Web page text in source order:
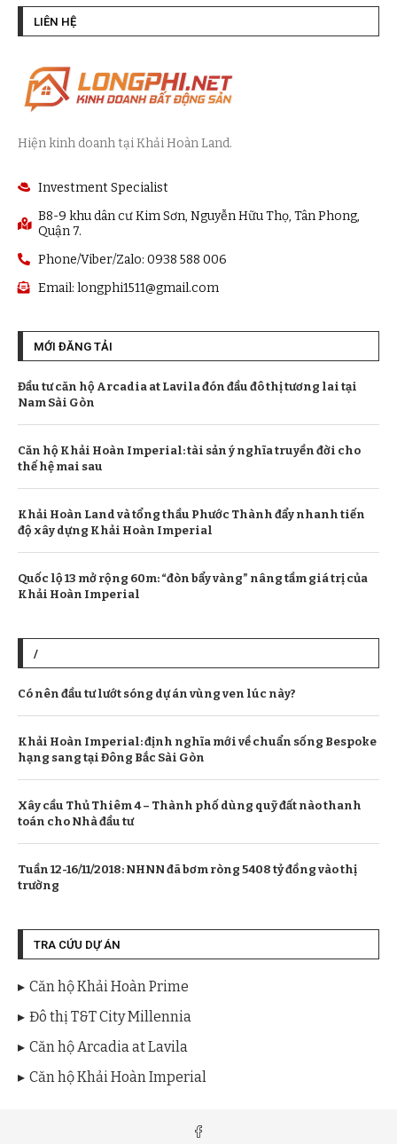
LIÊN HỆ
Hiện kinh doanh tại Khải Hoàn Land.
Investment Specialist
B8-9 khu dân cư Kim Sơn, Nguyễn Hữu Thọ, Tân Phong,
Quận 7.
Phone/Viber/Zalo: 0938 588 006
Email: longphi1511@gmail.com
MỚI ĐĂNG TẢI
Đầu tư căn hộ Arcadia at Lavila đón đầu đô thị tương lai tại
Nam Sài Gòn
Căn hộ Khải Hoàn Imperial: tài sản ý nghĩa truyền đời cho
thế hệ mai sau
Khải Hoàn Land và tổng thầu Phước Thành đẩy nhanh tiến
độ xây dựng Khải Hoàn Imperial
Quốc lộ 13 mở rộng 60m: “đòn bẩy vàng” nâng tầm giá trị của
Khải Hoàn Imperial
/
Có nên đầu tư lướt sóng dự án vùng ven lúc này?
Khải Hoàn Imperial: định nghĩa mới về chuẩn sống Bespoke
hạng sang tại Đông Bắc Sài Gòn
Xây cầu Thủ Thiêm 4 – Thành phố dùng quỹ đất nào thanh
toán cho Nhà đầu tư
Tuần 12-16/11/2018: NHNN đã bơm ròng 5408 tỷ đồng vào thị
trường
TRA CỨU DỰ ÁN
Căn hộ Khải Hoàn Prime
Đô thị T&T City Millennia
Căn hộ Arcadia at Lavila
Căn hộ Khải Hoàn Imperial